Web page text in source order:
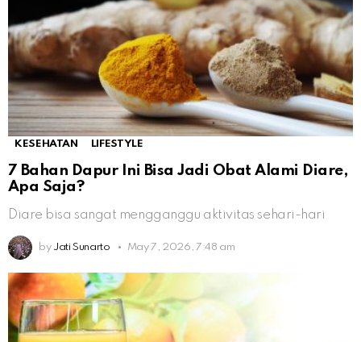
KESEHATAN LIFESTYLE
7 Bahan Dapur Ini Bisa Jadi Obat Alami Diare,
Apa Saja?
Diare bisa sangat mengganggu aktivitas sehari-hari
by Jati Sunarto May 7, 2026, 7:48 am